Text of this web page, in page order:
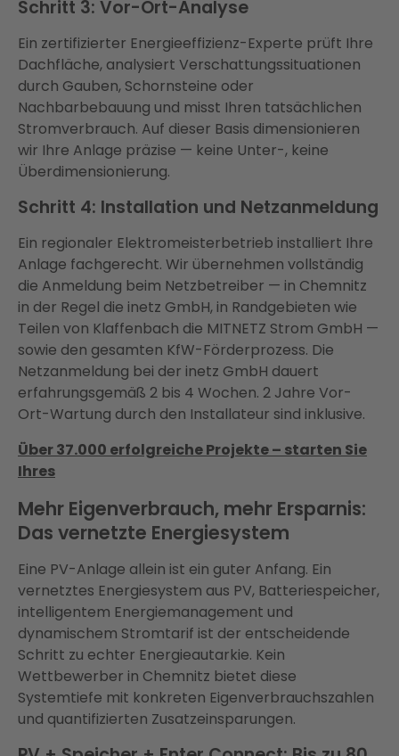
Schritt 3: Vor-Ort-Analyse
Ein zertifizierter Energieeffizienz-Experte prüft Ihre
Dachfläche, analysiert Verschattungssituationen
durch Gauben, Schornsteine oder
Nachbarbebauung und misst Ihren tatsächlichen
Stromverbrauch. Auf dieser Basis dimensionieren
wir Ihre Anlage präzise — keine Unter-, keine
Überdimensionierung.
Schritt 4: Installation und Netzanmeldung
Ein regionaler Elektromeisterbetrieb installiert Ihre
Anlage fachgerecht. Wir übernehmen vollständig
die Anmeldung beim Netzbetreiber — in Chemnitz
in der Regel die inetz GmbH, in Randgebieten wie
Teilen von Klaffenbach die MITNETZ Strom GmbH —
sowie den gesamten KfW-Förderprozess. Die
Netzanmeldung bei der inetz GmbH dauert
erfahrungsgemäß 2 bis 4 Wochen. 2 Jahre Vor-
Ort-Wartung durch den Installateur sind inklusive.
Über 37.000 erfolgreiche Projekte – starten Sie
Ihres
Mehr Eigenverbrauch, mehr Ersparnis:
Das vernetzte Energiesystem
Eine PV-Anlage allein ist ein guter Anfang. Ein
vernetztes Energiesystem aus PV, Batteriespeicher,
intelligentem Energiemanagement und
dynamischem Stromtarif ist der entscheidende
Schritt zu echter Energieautarkie. Kein
Wettbewerber in Chemnitz bietet diese
Systemtiefe mit konkreten Eigenverbrauchszahlen
und quantifizierten Zusatzeinsparungen.